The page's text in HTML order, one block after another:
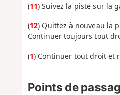
(11) Suivez la piste sur la
(12) Quittez à nouveau la
Continuer toujours tout
(1) Continuer tout droit et
Points de